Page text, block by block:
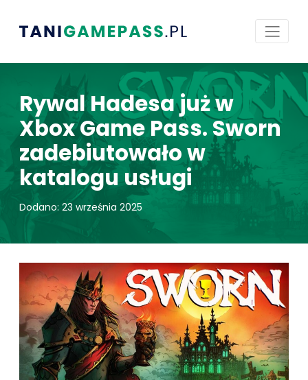
Rywal Hadesa już w
Xbox Game Pass. Sworn
zadebiutowało w
katalogu usługi
Dodano: 23 września 2025